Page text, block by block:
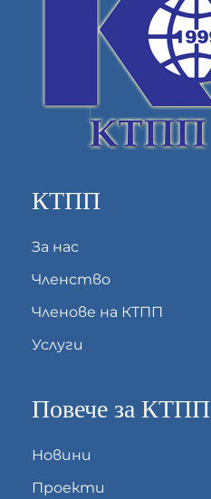
КТПП
За нас
Членство
Членове на КТПП
Услуги
Повече за КТПП
Новини
Проекти